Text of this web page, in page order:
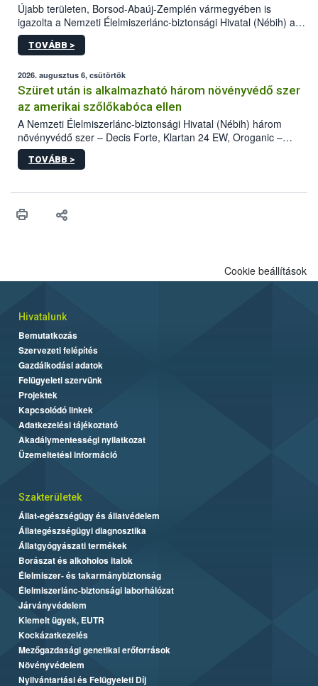
Újabb területen, Borsod-Abaúj-Zemplén vármegyében is
igazolta a Nemzeti Élelmiszerlánc-biztonsági Hivatal (Nébih) a
kőrisrontó karcsúdíszbogár (Agrilus planipennis) jelenlétét. A
kártevőt nem csak színcsapdában találták meg, de már fertőzött
az intenzív felderítést, emellett az intézkedéseket a szlovák
hatósággal is összehangolják a terjedés megállítása érdekében.
TOVÁBB >
2026. augusztus 6, csütörtök
Szüret után is alkalmazható három növényvédő szer
az amerikai szőlőkabóca ellen
A Nemzeti Élelmiszerlánc-biztonsági Hivatal (Nébih) három
növényvédő szer – Decis Forte, Klartan 24 EW, Oroganic –
engedélyokiratát módosította, így azok a szüretet követően,
egészen a vesszőérettség (BBCH 91) stádiumáig
érésű szőlőkben is legyen lehetőség a károsító elleni további
felhasználók számára is elérhető és ökológiai termesztésben is
TOVÁBB >
Cookie beállítások
Hivatalunk
Bemutatkozás
Szervezeti felépítés
Gazdálkodási adatok
Felügyeleti szervünk
Projektek
Kapcsolódó linkek
Adatkezelési tájékoztató
Akadálymentességi nyilatkozat
Üzemeltetési információ
Szakterületek
Állat-egészségügy és állatvédelem
Állategészségügyi diagnosztika
Állatgyógyászati termékek
Borászat és alkoholos italok
Élelmiszer- és takarmánybiztonság
Élelmiszerlánc-biztonsági laborhálózat
Járványvédelem
Kiemelt ügyek, EUTR
Kockázatkezelés
Mezőgazdasági genetikai erőforrások
Növényvédelem
Nyilvántartási és Felügyeleti Díj